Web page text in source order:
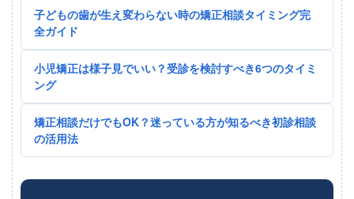
子どもの歯が生え変わらない時の矯正相談タイミング完
全ガイド
小児矯正は様子見でいい？受診を検討すべき6つのタイミ
ング
矯正相談だけでもOK？迷っている方が知るべき初診相談
の活用法